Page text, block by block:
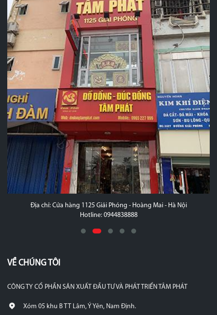
Địa chỉ: Cửa hàng 1125 Giải Phóng - Hoàng Mai - Hà Nội
Hotline: 0944838888
VỀ CHÚNG TÔI
CÔNG TY CỔ PHẦN SẢN XUẤT ĐẦU TƯ VÀ PHÁT TRIỂN TÂM PHÁT
Xóm 05 khu B TT Lâm, Ý Yên, Nam Định.